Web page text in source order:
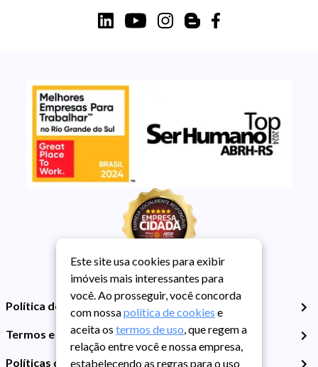
Política de Privacidade
Termos e Condições de Uso
Políticas de Cookies
Este site usa cookies para exibir
imóveis mais interessantes para
você. Ao prosseguir, você concorda
com nossapolítica de cookies e
aceita os termos de uso, que regem a
relação entre você e nossa empresa,
estabelecendo as regras para o uso